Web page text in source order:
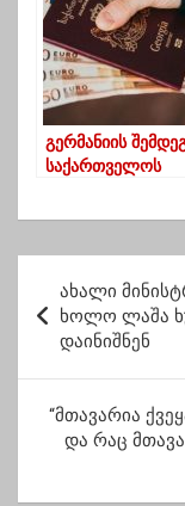
არის” ?!
გერმანიის
საქართველოს
დასაქმდნენ |
ჩამონათვალი
ო
ტ
ახალი
ხოლო ლაშა
დაინიშნენ
“მთავარია
და რაც